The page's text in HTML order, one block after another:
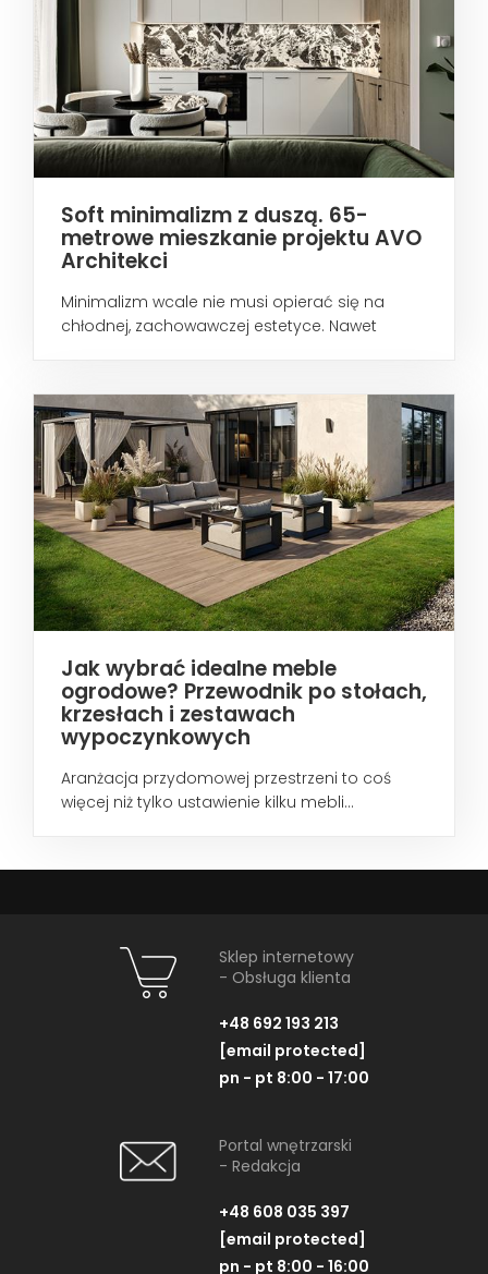
Soft minimalizm z duszą. 65-
metrowe mieszkanie projektu AVO
Architekci
Minimalizm wcale nie musi opierać się na
chłodnej, zachowawczej estetyce. Nawet
Jak wybrać idealne meble
ogrodowe? Przewodnik po stołach,
krzesłach i zestawach
wypoczynkowych
Aranżacja przydomowej przestrzeni to coś
więcej niż tylko ustawienie kilku mebli...
Sklep internetowy
- Obsługa klienta
+48 692 193 213
[email protected]
pn - pt 8:00 - 17:00
Portal wnętrzarski
- Redakcja
+48 608 035 397
[email protected]
pn - pt 8:00 - 16:00